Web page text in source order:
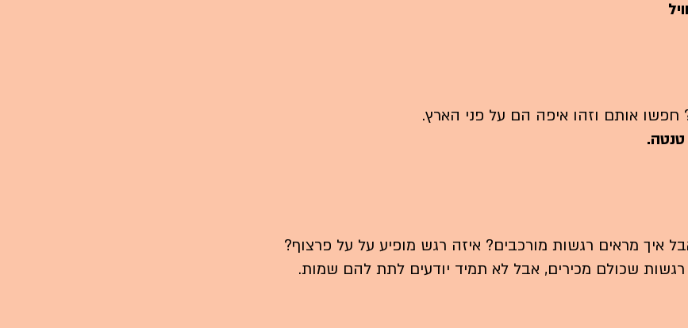
חפשו אותם וזהו איפה הם על פני הארץ.
טנטה.
איך מראים רגשות מורכבים? איזה רגש מופיע על על פרצוף?
שכולם מכירים, אבל לא תמיד יודעים לתת להם שמות.